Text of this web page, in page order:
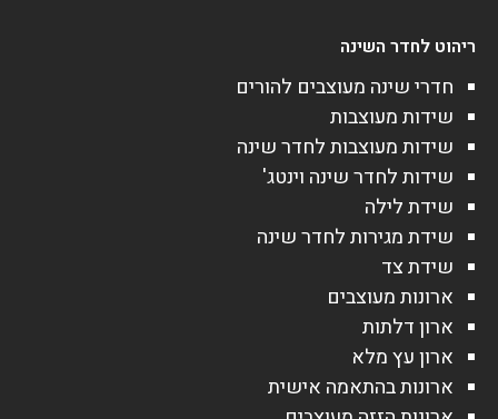
ריהוט לחדר השינה
חדרי שינה מעוצבים להורים
שידות מעוצבות
שידות מעוצבות לחדר שינה
שידות לחדר שינה וינטג'
שידת לילה
שידת מגירות לחדר שינה
שידת צד
ארונות מעוצבים
ארון דלתות
ארון עץ מלא
ארונות בהתאמה אישית